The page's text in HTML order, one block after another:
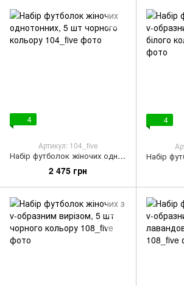
4
Артикул: 104_five
Набір футболок жіночих однотонних, 5 шт чорного кольору
2 475 грн
4